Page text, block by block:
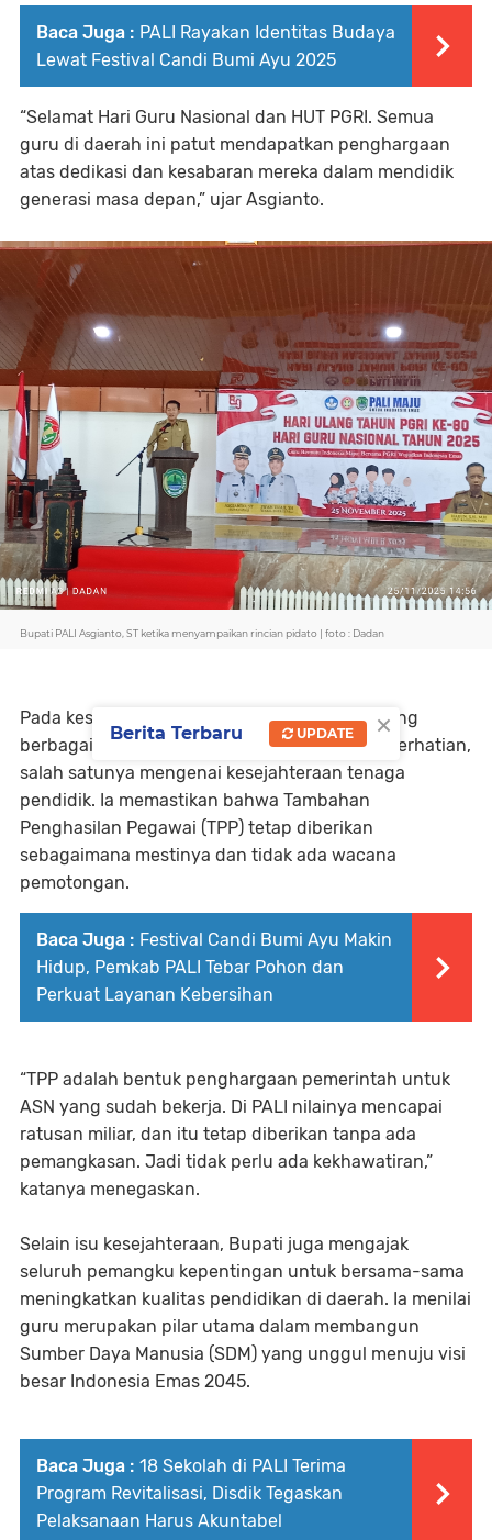
Baca Juga : PALI Rayakan Identitas Budaya
Lewat Festival Candi Bumi Ayu 2025
“Selamat Hari Guru Nasional dan HUT PGRI. Semua
guru di daerah ini patut mendapatkan penghargaan
atas dedikasi dan kesabaran mereka dalam mendidik
generasi masa depan,” ujar Asgianto.
Bupati PALI Asgianto, ST ketika menyampaikan rincian pidato | foto : Dadan
Pada kesempatan itu, Bupati juga menyinggung
berbagai persoalan yang selama ini menjadi perhatian,
salah satunya mengenai kesejahteraan tenaga
pendidik. Ia memastikan bahwa Tambahan
Penghasilan Pegawai (TPP) tetap diberikan
sebagaimana mestinya dan tidak ada wacana
pemotongan.
Baca Juga : Festival Candi Bumi Ayu Makin
Hidup, Pemkab PALI Tebar Pohon dan
Perkuat Layanan Kebersihan
“TPP adalah bentuk penghargaan pemerintah untuk
ASN yang sudah bekerja. Di PALI nilainya mencapai
ratusan miliar, dan itu tetap diberikan tanpa ada
pemangkasan. Jadi tidak perlu ada kekhawatiran,”
katanya menegaskan.
Selain isu kesejahteraan, Bupati juga mengajak
seluruh pemangku kepentingan untuk bersama-sama
meningkatkan kualitas pendidikan di daerah. Ia menilai
guru merupakan pilar utama dalam membangun
Sumber Daya Manusia (SDM) yang unggul menuju visi
besar Indonesia Emas 2045.
Baca Juga : 18 Sekolah di PALI Terima
Program Revitalisasi, Disdik Tegaskan
Pelaksanaan Harus Akuntabel
×
Berita Terbaru UPDATE